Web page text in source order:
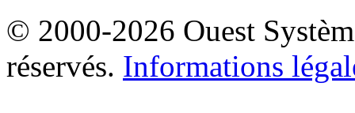
© 2000-2026 Ouest
réservés. Informations